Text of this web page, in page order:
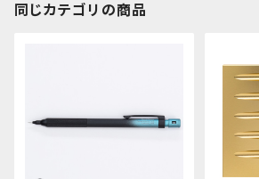
同じカテゴリの商品